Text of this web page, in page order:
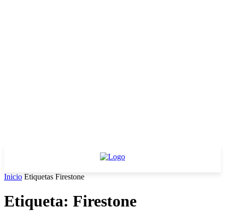
Inicio Etiquetas Firestone
Etiqueta: Firestone